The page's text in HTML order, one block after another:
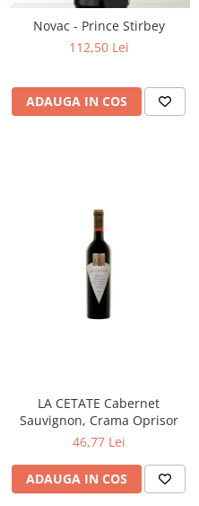
Novac - Prince Stirbey
112,50 Lei
ADAUGA IN COS
LA CETATE Cabernet
Sauvignon, Crama Oprisor
46,77 Lei
ADAUGA IN COS